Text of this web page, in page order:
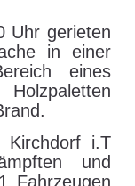
Uhr gerieten
in einer
eines
Kirchdorf i.T
und
Fahrzeugen